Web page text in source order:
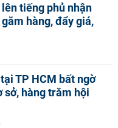
tiếng phủ nhận
hàng, đẩy giá,
TP HCM bất ngờ
sở, hàng trăm hội